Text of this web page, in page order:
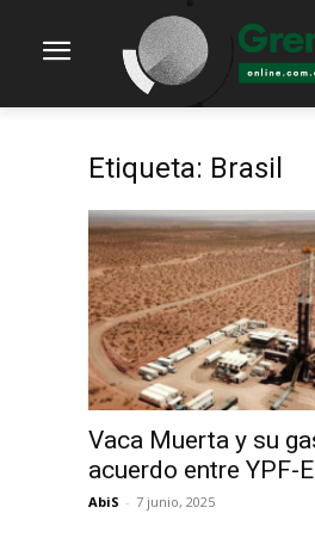
Etiqueta: Brasil
Vaca Muerta y su
acuerdo entre YPF-
AbiS - 7 junio, 2025